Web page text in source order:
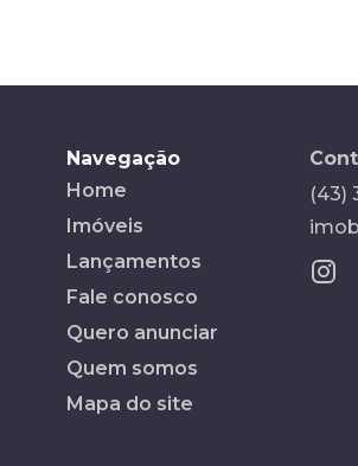
Navegação
Home
Imóveis
Lançamentos
Fale conosco
Quero anunciar
Quem somos
Mapa do site
(43)